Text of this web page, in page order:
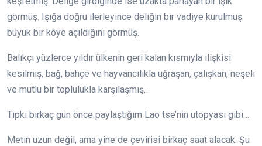
görmüş. Işığa doğru ilerleyince deliğin bir vadiye kurulmuş
büyük bir köye açıldığını görmüş.
Balıkçı yüzlerce yıldır ülkenin geri kalan kısmıyla ilişkisi
kesilmiş, bağ, bahçe ve hayvancılıkla uğraşan, çalışkan, neşeli
ve mutlu bir toplulukla karşılaşmış…
Tıpkı birkaç gün önce paylaştığım Lao tse’nin ütopyası gibi…
Metin uzun değil, ama yine de çevirisi birkaç saat alacak. Şu